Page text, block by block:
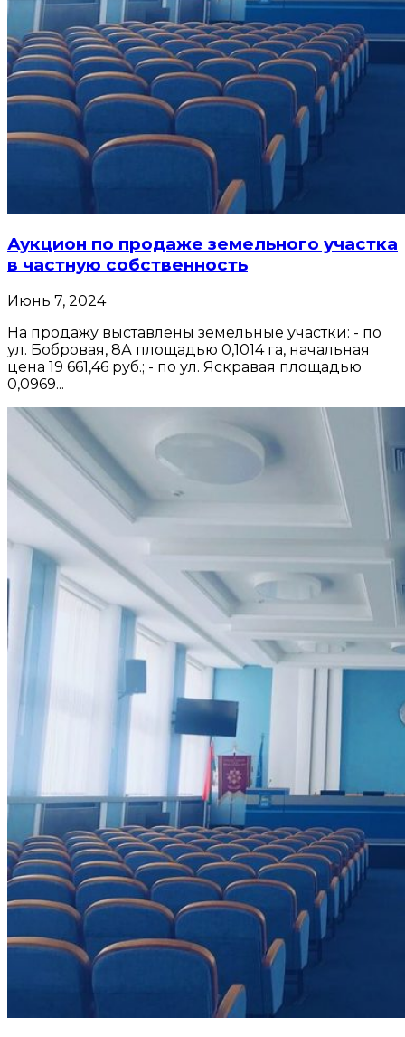
Аукцион по продаже земельного участка
в частную собственность
Июнь 7, 2024
На продажу выставлены земельные участки: - по
ул. Бобровая, 8А площадью 0,1014 га, начальная
цена 19 661,46 руб.; - по ул. Яскравая площадью
0,0969...